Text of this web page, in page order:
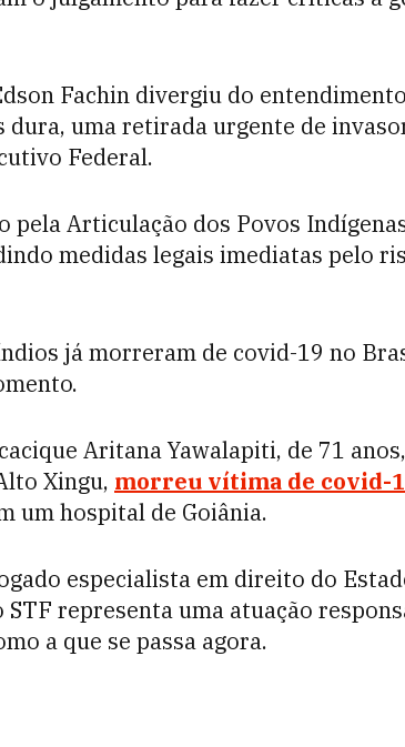
Fachin divergiu do
dura, uma retirada urgente de
Federal.
pela Articulação dos Povos
medidas legais imediatas pelo
já morreram de covid-19 no
Aritana Yawalapiti, de 71
Xingu, morreu vítima de covid-
um hospital de Goiânia.
especialista em direito do
STF representa uma atuação
a que se passa agora.